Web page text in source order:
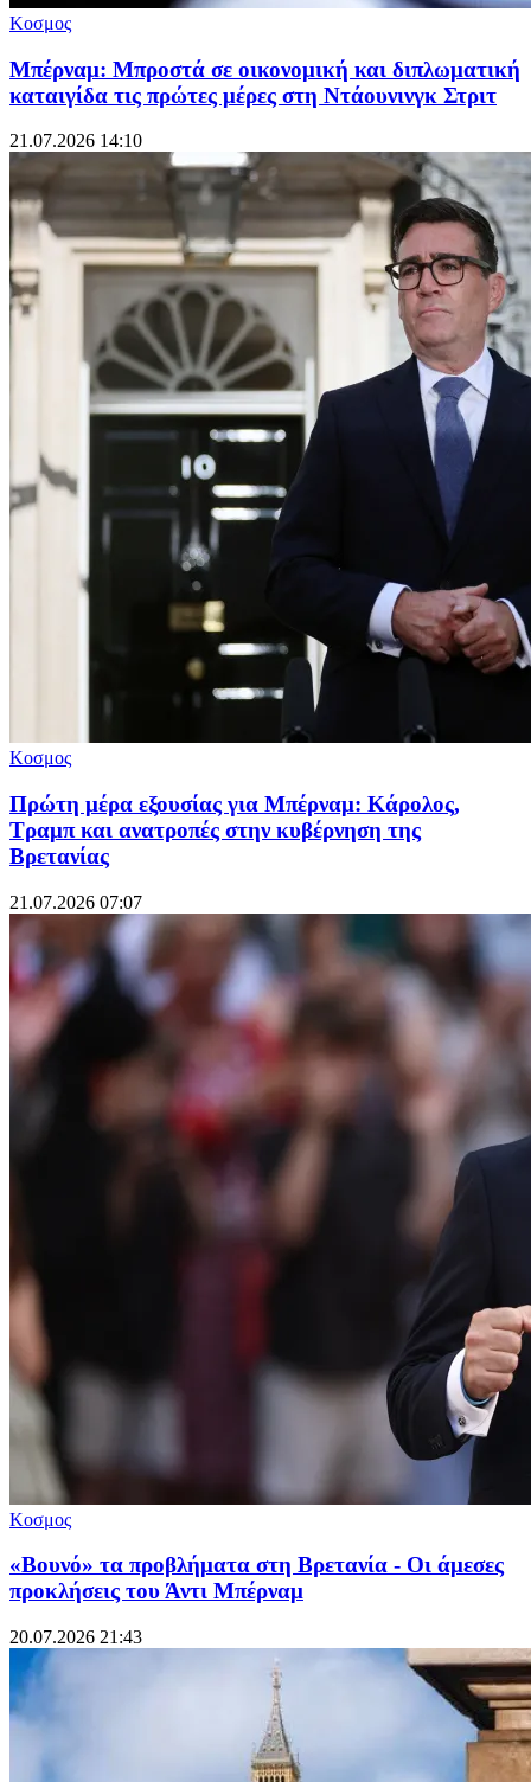
Κοσμος
Μπέρναμ: Μπροστά σε οικονομική και διπλωματική
καταιγίδα τις πρώτες μέρες στη Ντάουνινγκ Στριτ
21.07.2026 14:10
Κοσμος
Πρώτη μέρα εξουσίας για Μπέρναμ: Κάρολος,
Τραμπ και ανατροπές στην κυβέρνηση της
Βρετανίας
21.07.2026 07:07
Κοσμος
«Βουνό» τα προβλήματα στη Βρετανία - Οι άμεσες
προκλήσεις του Άντι Μπέρναμ
20.07.2026 21:43